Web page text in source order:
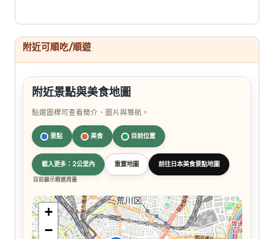
附近可順吃/順遊
附近景點與美食地圖
點選圖標可查看簡介、圖片與導航。
景點 美食 目前位置
載入更多：2公里內 重置地圖 前往日本美食景點地圖
目前顯示精選周邊
+
−